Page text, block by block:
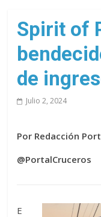
de
cruceros
un
solo
Spirit of
de
Julio 2, 2024
Por Redacción
@PortalCruceros
E